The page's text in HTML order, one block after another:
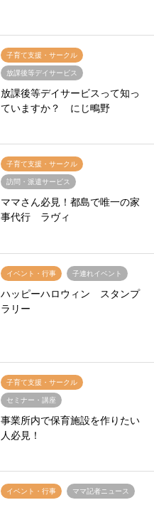
子育て支援・サークル
放課後等デイサービス
放課後等デイサービスって知っ
ていますか？ にじ鴫野
子育て支援・サークル
訪問・派遣サービス
ママさん必見！都島で唯一の家
事代行 ラヴィ
イベント・行事 子連れイベント
ハッピーハロウィン スタンプ
ラリー
子育て支援・サークル
セミナー・講座
事業所内で保育施設を作りたい
人必見！
イベント・行事 ママ記者ニュース